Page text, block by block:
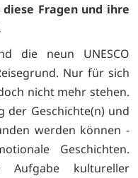
Fragen und ihre
die neun UNESCO
Nur für sich
nicht mehr stehen.
der Geschichte(n) und
werden können -
Geschichten.
Aufgabe kultureller